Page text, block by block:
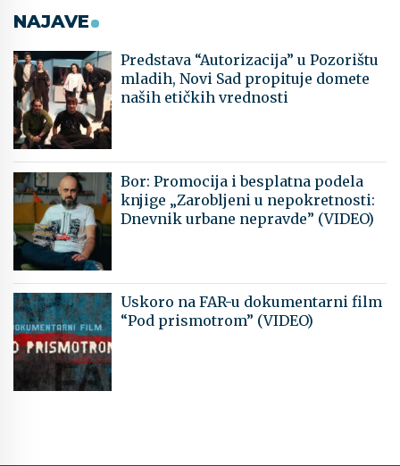
NAJAVE
Predstava “Autorizacija” u Pozorištu
mladih, Novi Sad propituje domete
naših etičkih vrednosti
Bor: Promocija i besplatna podela
knjige „Zarobljeni u nepokretnosti:
Dnevnik urbane nepravde” (VIDEO)
Uskoro na FAR-u dokumentarni film
“Pod prismotrom” (VIDEO)